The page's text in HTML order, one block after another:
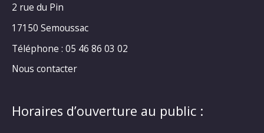
2 rue du Pin
17150 Semoussac
Téléphone : 05 46 86 03 02
Nous contacter
Horaires d’ouverture au public :